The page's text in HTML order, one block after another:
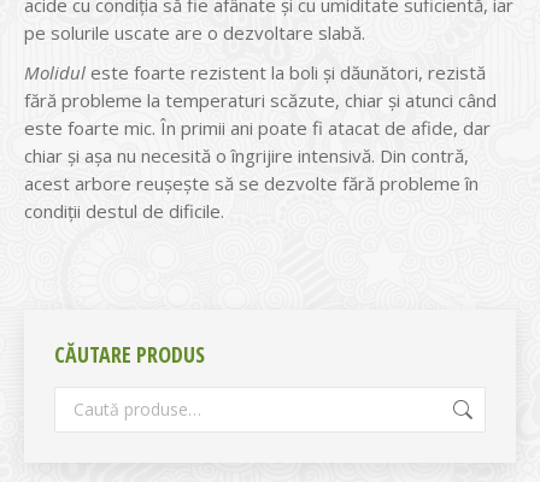
pe solurile uscate are o dezvoltare slabă.
Molidul este foarte rezistent la boli și dăunători, rezistă
fără probleme la temperaturi scăzute, chiar și atunci când
este foarte mic. În primii ani poate fi atacat de afide, dar
chiar și așa nu necesită o îngrijire intensivă. Din contră,
acest arbore reușește să se dezvolte fără probleme în
condiții destul de dificile.
CĂUTARE PRODUS